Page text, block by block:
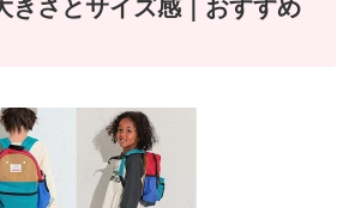
きさとサイズ感｜おすすめ